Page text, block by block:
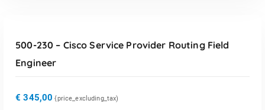
500-230 – Cisco Service Provider Routing Field
Engineer
€ 345,00 {price_excluding_tax)